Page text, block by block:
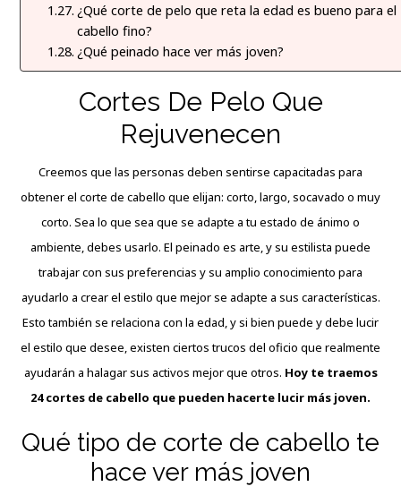
¿Qué corte de pelo que reta la edad es bueno para el
cabello fino?
¿Qué peinado hace ver más joven?
Cortes De Pelo Que
Rejuvenecen
Creemos que las personas deben sentirse capacitadas para
obtener el corte de cabello que elijan: corto, largo, socavado o muy
corto. Sea lo que sea que se adapte a tu estado de ánimo o
ambiente, debes usarlo. El peinado es arte, y su estilista puede
trabajar con sus preferencias y su amplio conocimiento para
ayudarlo a crear el estilo que mejor se adapte a sus características.
Esto también se relaciona con la edad, y si bien puede y debe lucir
el estilo que desee, existen ciertos trucos del oficio que realmente
ayudarán a halagar sus activos mejor que otros. Hoy te traemos
24 cortes de cabello que pueden hacerte lucir más joven.
Qué tipo de corte de cabello te
hace ver más joven